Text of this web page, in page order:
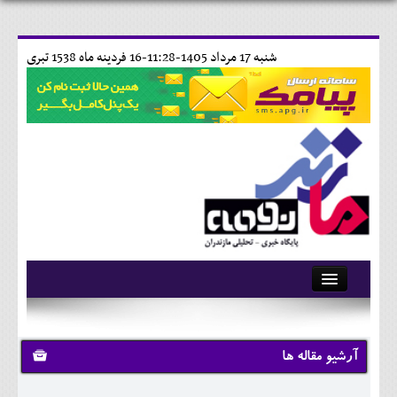
16 فردينه ماه 1538 تبری شنبه 17 مرداد 1405-11:28-
آرشیو
تماس با ما
وبلاگ
آرشیو مقاله ها